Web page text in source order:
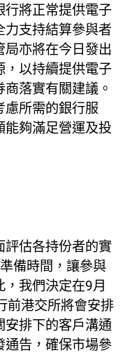
行將正常提供電子
力支持結算參與者
局亦將在今日發出
，以持續提供電子
落實有關建議。
慮所需的銀行服
夠滿足營運及投
評估各持份者的實
備時間，讓參與
我們決定在9月
前港交所將會安排
安排下的客戶溝通
通告，確保市場參